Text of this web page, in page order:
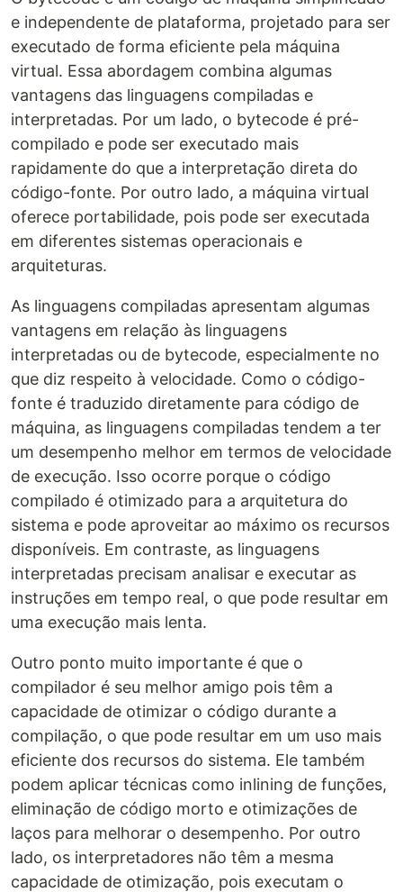
e independente de plataforma, projetado para ser
executado de forma eficiente pela máquina
virtual. Essa abordagem combina algumas
vantagens das linguagens compiladas e
interpretadas. Por um lado, o bytecode é pré-
compilado e pode ser executado mais
rapidamente do que a interpretação direta do
código-fonte. Por outro lado, a máquina virtual
oferece portabilidade, pois pode ser executada
em diferentes sistemas operacionais e
arquiteturas.
As linguagens compiladas apresentam algumas
vantagens em relação às linguagens
interpretadas ou de bytecode, especialmente no
que diz respeito à velocidade. Como o código-
fonte é traduzido diretamente para código de
máquina, as linguagens compiladas tendem a ter
um desempenho melhor em termos de velocidade
de execução. Isso ocorre porque o código
compilado é otimizado para a arquitetura do
sistema e pode aproveitar ao máximo os recursos
disponíveis. Em contraste, as linguagens
interpretadas precisam analisar e executar as
instruções em tempo real, o que pode resultar em
uma execução mais lenta.
Outro ponto muito importante é que o
compilador é seu melhor amigo pois têm a
capacidade de otimizar o código durante a
compilação, o que pode resultar em um uso mais
eficiente dos recursos do sistema. Ele também
podem aplicar técnicas como inlining de funções,
eliminação de código morto e otimizações de
laços para melhorar o desempenho. Por outro
lado, os interpretadores não têm a mesma
capacidade de otimização, pois executam o